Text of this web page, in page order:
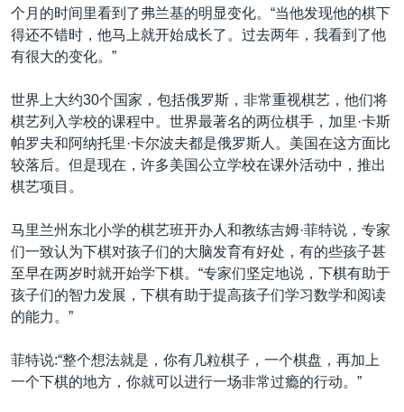
全球议题
环境
美国建国250周年
埃博拉疫情
重要讲话与声明
台海两岸关系
南中国海争端
关注新疆
GEN Z 看美国
关注我们
其他语言网站
个月的时间里看到了弗兰基的明显变化。“当他发现他的棋下
得还不错时，他马上就开始成长了。过去两年，我看到了他
有很大的变化。”
世界上大约30个国家，包括俄罗斯，非常重视棋艺，他们将
棋艺列入学校的课程中。世界最著名的两位棋手，加里·卡斯
帕罗夫和阿纳托里·卡尔波夫都是俄罗斯人。美国在这方面比
较落后。但是现在，许多美国公立学校在课外活动中，推出
棋艺项目。
马里兰州东北小学的棋艺班开办人和教练吉姆·菲特说，专家
们一致认为下棋对孩子们的大脑发育有好处，有的些孩子甚
至早在两岁时就开始学下棋。“专家们坚定地说，下棋有助于
孩子们的智力发展，下棋有助于提高孩子们学习数学和阅读
的能力。”
菲特说:“整个想法就是，你有几粒棋子，一个棋盘，再加上
一个下棋的地方，你就可以进行一场非常过瘾的行动。”